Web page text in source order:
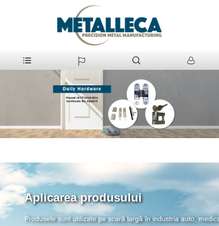
Aplicarea produsului
Produsele sunt utilizate pe scară largă în industria auto,